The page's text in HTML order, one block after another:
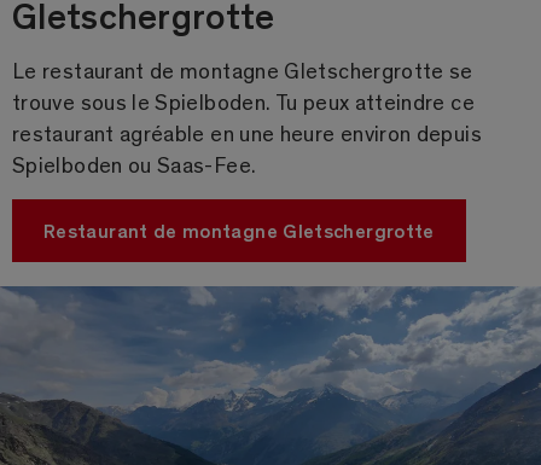
Gletschergrotte
Le restaurant de montagne Gletschergrotte se
trouve sous le Spielboden. Tu peux atteindre ce
restaurant agréable en une heure environ depuis
Spielboden ou Saas-Fee.
Restaurant de montagne Gletschergrotte